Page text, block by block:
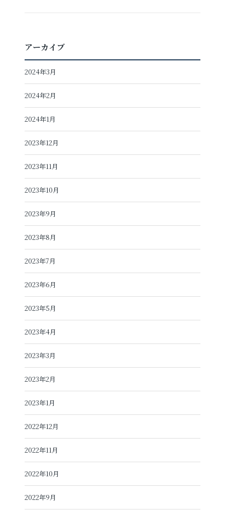
アーカイブ
2024年3月
2024年2月
2024年1月
2023年12月
2023年11月
2023年10月
2023年9月
2023年8月
2023年7月
2023年6月
2023年5月
2023年4月
2023年3月
2023年2月
2023年1月
2022年12月
2022年11月
2022年10月
2022年9月